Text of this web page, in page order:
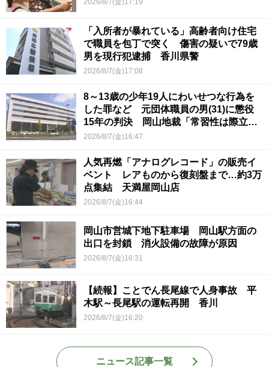
2026/8/7(金)17:19
「入所者が暴れている」高齢者向け住宅
で職員を包丁で突く 傷害の疑いで79歳
男を現行犯逮捕 香川県警
2026/8/7(金)17:08
8～13歳の少年19人にわいせつな行為を
した罪など 元団体職員の男(31)に懲役
15年の判決 岡山地裁「常習性は際立っ
ていて被害結果も非常に重い」
2026/8/7(金)16:47
人気再燃「アナログレコード」の販売イ
ベント レアものから復刻盤まで…約3万
点集結 天満屋岡山店
2026/8/7(金)16:44
岡山市営城下地下駐車場 岡山駅方面の
出口を封鎖 消火設備の故障が原因
2026/8/7(金)16:31
【続報】ことでん長尾線で人身事故 平
木駅～長尾駅の運転再開 香川
2026/8/7(金)16:20
ニュース記事一覧